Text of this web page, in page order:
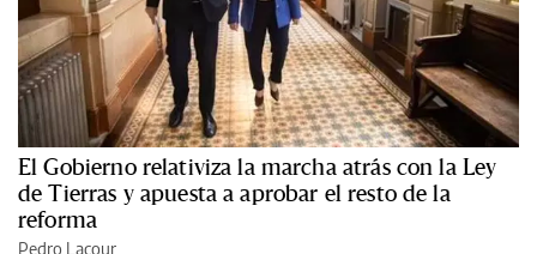
El Gobierno relativiza la marcha atrás con la Ley
de Tierras y apuesta a aprobar el resto de la
reforma
Pedro Lacour